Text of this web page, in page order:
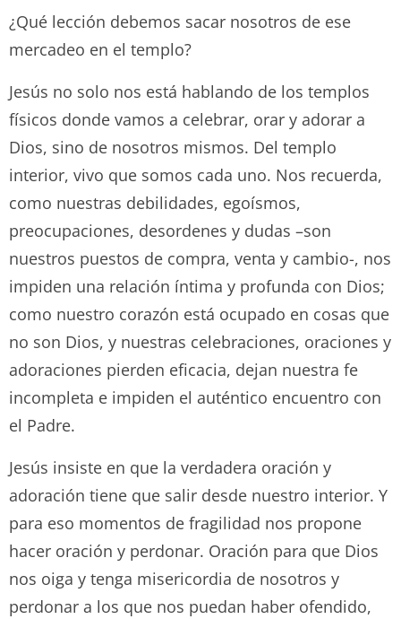
¿Qué lección debemos sacar nosotros de ese
mercadeo en el templo?
Jesús no solo nos está hablando de los templos
físicos donde vamos a celebrar, orar y adorar a
Dios, sino de nosotros mismos. Del templo
interior, vivo que somos cada uno. Nos recuerda,
como nuestras debilidades, egoísmos,
preocupaciones, desordenes y dudas –son
nuestros puestos de compra, venta y cambio-, nos
impiden una relación íntima y profunda con Dios;
como nuestro corazón está ocupado en cosas que
no son Dios, y nuestras celebraciones, oraciones y
adoraciones pierden eficacia, dejan nuestra fe
incompleta e impiden el auténtico encuentro con
el Padre.
Jesús insiste en que la verdadera oración y
adoración tiene que salir desde nuestro interior. Y
para eso momentos de fragilidad nos propone
hacer oración y perdonar. Oración para que Dios
nos oiga y tenga misericordia de nosotros y
perdonar a los que nos puedan haber ofendido,